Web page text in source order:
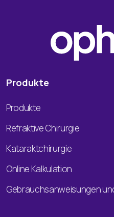
Produkte
Produkte
Refraktive Chirurgie
Kataraktchirurgie
Online Kalkulation
Gebrauchsanweisungen